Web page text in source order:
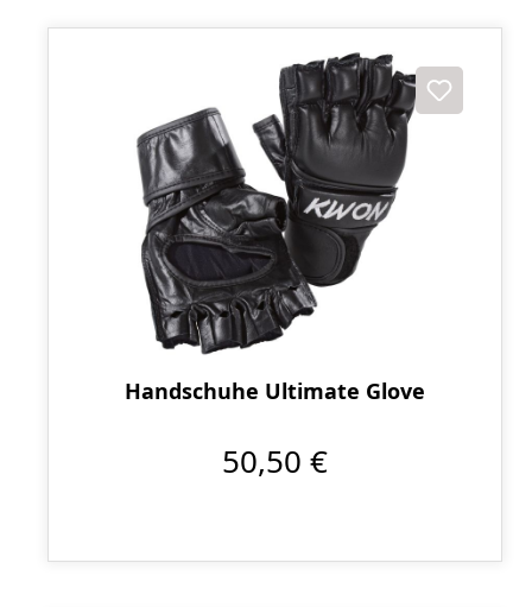
Handschuhe Ultimate Glove
50,50 €